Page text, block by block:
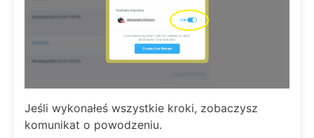
Jeśli wykonałeś wszystkie kroki, zobaczysz
komunikat o powodzeniu.